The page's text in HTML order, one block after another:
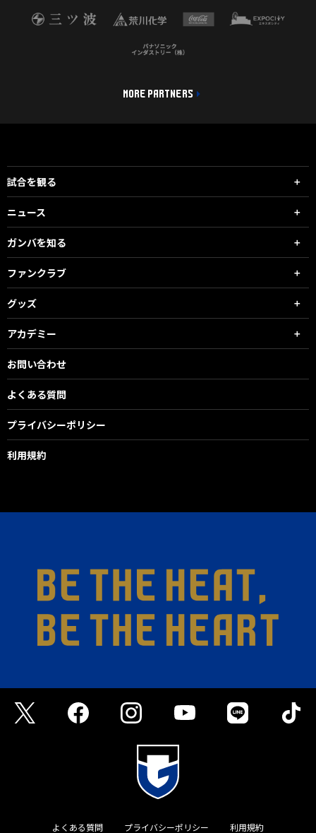
MORE PARTNERS
試合を観る
ニュース
ガンバを知る
ファンクラブ
グッズ
アカデミー
お問い合わせ
よくある質問
プライバシーポリシー
利用規約
よくある質問 プライバシーポリシー 利用規約